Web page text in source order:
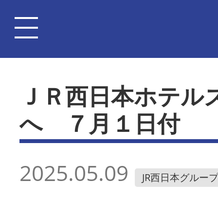
ＪＲ西日本ホテ
へ ７月１日付
2025.05.09 JR西日本グループ